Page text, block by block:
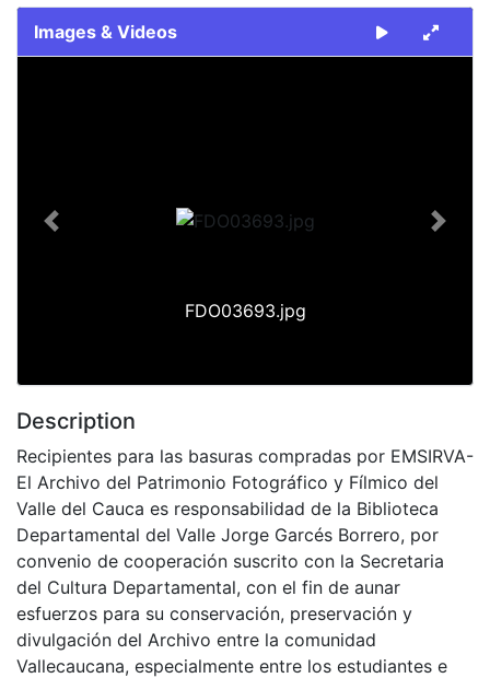
Images & Videos
FDO03693.jpg
Previous Next
Description
Recipientes para las basuras compradas por EMSIRVA-
El Archivo del Patrimonio Fotográfico y Fílmico del
Valle del Cauca es responsabilidad de la Biblioteca
Departamental del Valle Jorge Garcés Borrero, por
convenio de cooperación suscrito con la Secretaria
del Cultura Departamental, con el fin de aunar
esfuerzos para su conservación, preservación y
divulgación del Archivo entre la comunidad
Vallecaucana, especialmente entre los estudiantes e